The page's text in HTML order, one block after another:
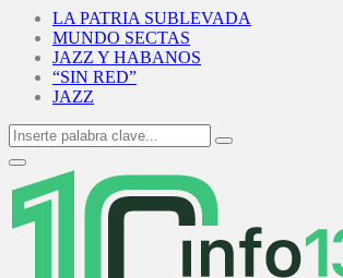
LA PATRIA SUBLEVADA
MUNDO SECTAS
JAZZ Y HABANOS
“SIN RED”
JAZZ
Search
for:
Search
Primary
Menu